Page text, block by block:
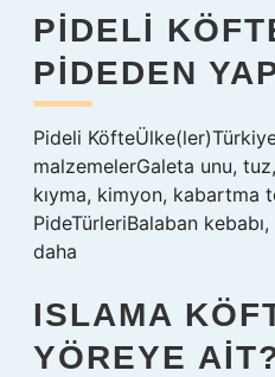
PIDELI
PIDEDEN
Pideli
malzemelerGaleta unu,
kıyma, kimyon, kabartma
PideTürleriBalaban
daha
ISLAMA
YÖREYE